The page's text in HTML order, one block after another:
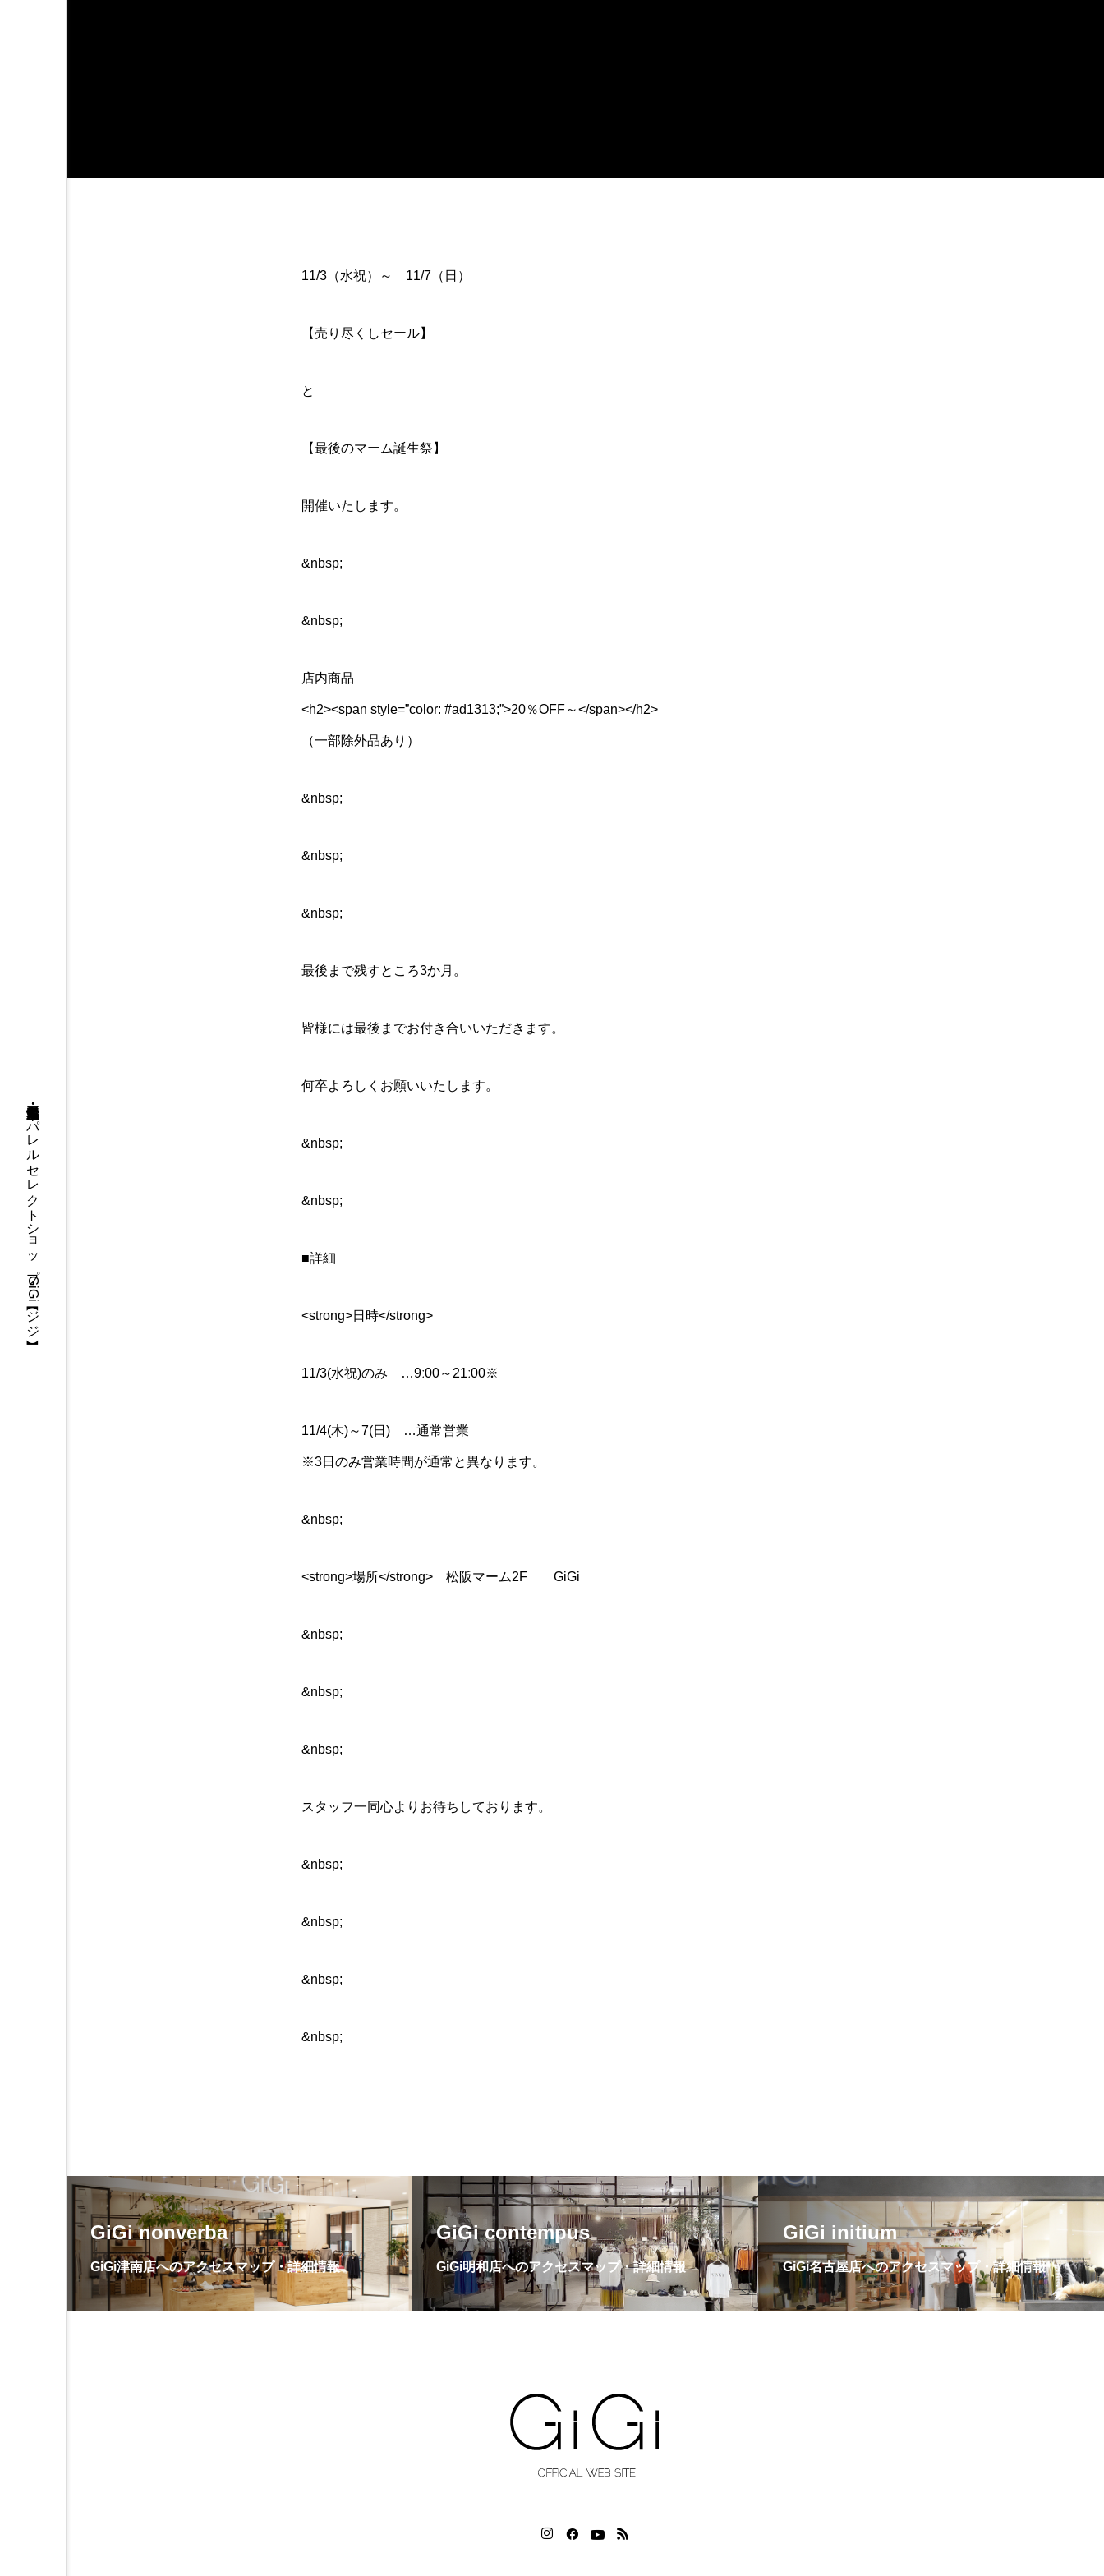
三重県・津市・多気郡・愛知県名古屋市アパレルセレクトショップGiGi【ジジ】
11/3（水祝）～ 11/7（日）
【売り尽くしセール】
と
【最後のマーム誕生祭】
開催いたします。
&nbsp;
&nbsp;
店内商品
<h2><span style=”color: #ad1313;”>20％OFF～</span></h2>
（一部除外品あり）
&nbsp;
&nbsp;
&nbsp;
最後まで残すところ3か月。
皆様には最後までお付き合いいただきます。
何卒よろしくお願いいたします。
&nbsp;
&nbsp;
■詳細
<strong>日時</strong>
11/3(水祝)のみ …9ː00～21ː00※
11/4(木)～7(日) …通常営業
※3日のみ営業時間が通常と異なります。
&nbsp;
<strong>場所</strong> 松阪マーム2F GiGi
&nbsp;
&nbsp;
&nbsp;
スタッフ一同心よりお待ちしております。
&nbsp;
&nbsp;
&nbsp;
&nbsp;
GiGi nonverba
GiGi津南店へのアクセスマップ・詳細情報
GiGi contempus
GiGi明和店へのアクセスマップ・詳細情報
GiGi initium
GiGi名古屋店へのアクセスマップ・詳細情報